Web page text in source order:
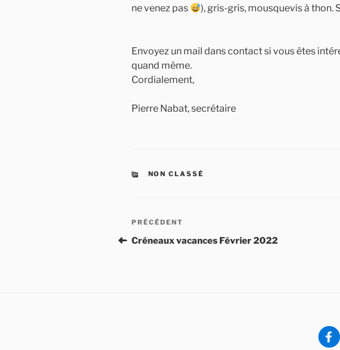
ne venez pas
), gris-gris, mousquevis à thon.
Envoyez un mail dans contact si vous êtes
quand même.
Cordialement,
Pierre Nabat, secrétaire
CATÉGORIES
NON CLASSÉ
Navigation
de
Article
précédent
PRÉCÉDENT
Créneaux vacances Février 2022